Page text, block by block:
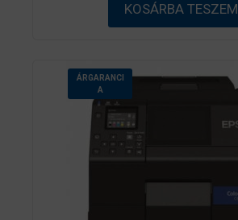
l
KOSÁRBA TESZEM
ÁRGARANCI
A